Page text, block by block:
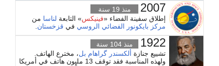
2007
منذ 19 سنة
إطلاق سفينة الفضاء «فينيكس» التابعة لناسا من
مركز بايكونور الفضائي الروسي في قزخستان
1922
منذ 104 سنة
تشييع جنازة ألكسندر گراهام بل، مخترع الهاتف.
ولهذه المناسبة فقد توقف 13 مليون هاتف في أمريكا